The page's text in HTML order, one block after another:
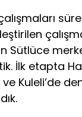
Sütlüce
İlk etapta
Kuleli’de